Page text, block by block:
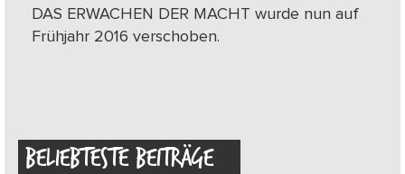
DAS ERWACHEN DER MACHT wurde nun auf
Frühjahr 2016 verschoben.
BELIEBTESTE BEITRÄGE